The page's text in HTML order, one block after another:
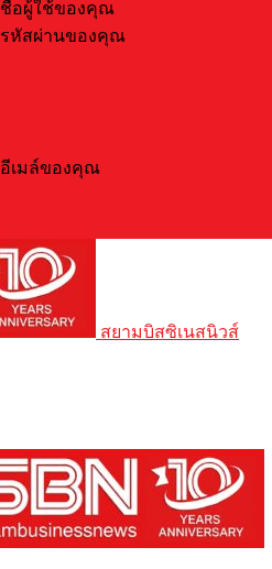
ชื่อผู้ใช้ของคุณ
รหัสผ่านของคุณ
อีเมล์ของคุณ
สยามบิสซิเนสนิวส์